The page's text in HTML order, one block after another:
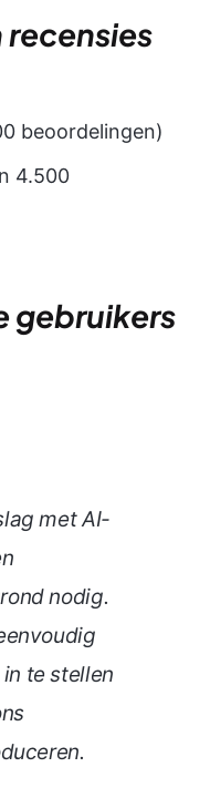
beoordelingen)
4.500
gebruikers
met AI-
nodig.
te stellen